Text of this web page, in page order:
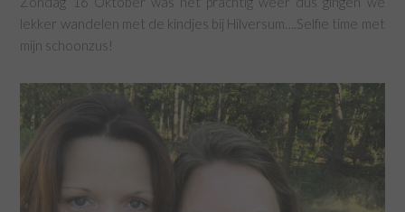
lekker wandelen met de kindjes bij Hilversum….Selfie time met
mijn schoonzus!